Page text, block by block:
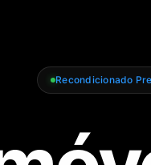
Recondicionado